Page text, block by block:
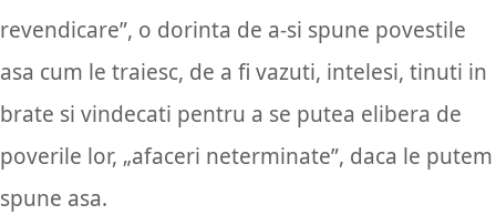
revendicare”, o dorinta de a-si spune povestile
asa cum le traiesc, de a fi vazuti, intelesi, tinuti in
brate si vindecati pentru a se putea elibera de
poverile lor, „afaceri neterminate”, daca le putem
spune asa.